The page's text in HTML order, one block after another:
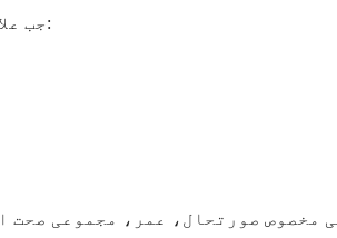
جب علامات ظاہر ہوتی ہیں یا والو کا کام نمایاں طور پر خراب ہو جاتا ہے، تو علاج کے اختیارات میں شامل ہیں:
مخصوص صورتحال، عمر، مجموعی صحت